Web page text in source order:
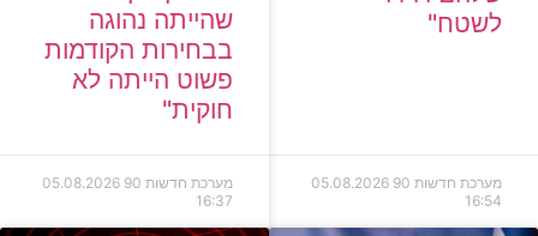
לשטח"
מערכת חדשות 90
05.08.2026
16:54
שהייתה נהוגה
בבחירות הקודמות
פשוט הייתה לא
חוקית"
מערכת חדשות 90
05.08.2026
16:37